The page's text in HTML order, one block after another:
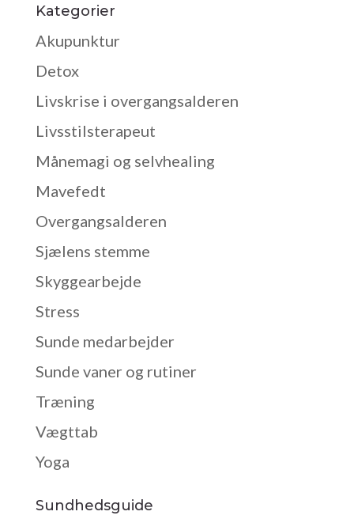
Kategorier
Akupunktur
Detox
Livskrise i overgangsalderen
Livsstilsterapeut
Månemagi og selvhealing
Mavefedt
Overgangsalderen
Sjælens stemme
Skyggearbejde
Stress
Sunde medarbejder
Sunde vaner og rutiner
Træning
Vægttab
Yoga
Sundhedsguide